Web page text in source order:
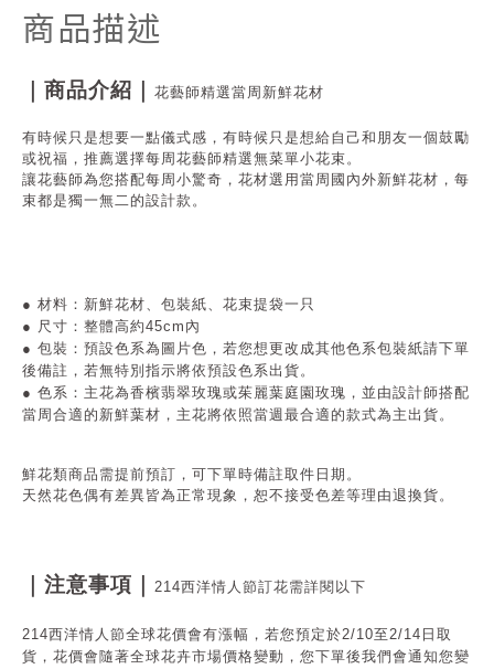
商品描述
｜商品介紹｜ 花藝師精選當周新鮮花材
有時候只是想要一點儀式感，有時候只是想給自己和朋友一個鼓勵
或祝福，推薦選擇每周花藝師精選無菜單小花束。
讓花藝師為您搭配每周小驚奇，花材選用當周國內外新鮮花材，每
束都是獨一無二的設計款。
● 材料：新鮮花材、包裝紙、花束提袋一只
● 尺寸 ：整體高約45cm內
● 包裝 ：預設色系為圖片色，若您想更改成其他色系包裝紙請下單
後備註，若無特別指示將依預設色系出貨。
● 色系 ：主花為香檳翡翠玫瑰或茱麗葉庭園玫瑰，並由設計師搭配
當周合適的新鮮葉材，主花將依照當週最合適的款式為主出貨。
鮮花類商品需提前預訂，可下單時備註取件日期。
天然花色偶有差異皆為正常現象，恕不接受色差等理由退換貨。
｜注意事項｜ 214西洋情人節訂花需詳閱以下
214西洋情人節全球花價會有漲幅，若您預定於2/10至2/14日取
貨，花價會隨著全球花卉市場價格變動，您下單後我們會通知您變